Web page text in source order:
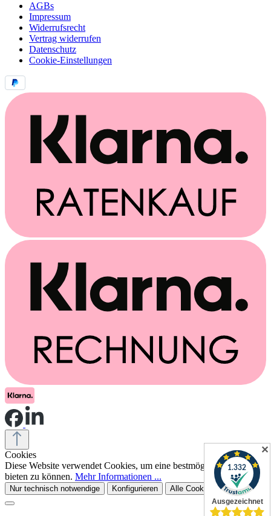
AGBs
Impressum
Widerrufsrecht
Vertrag widerrufen
Datenschutz
Cookie-Einstellungen
Cookies
Diese Website verwendet Cookies, um eine bestmögliche Erfahrung
bieten zu können. Mehr Informationen ...
Nur technisch notwendige Konfigurieren Alle Cookies akzeptieren
✕